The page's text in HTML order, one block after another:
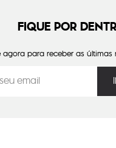
FIQUE POR
agora para receber as últimas